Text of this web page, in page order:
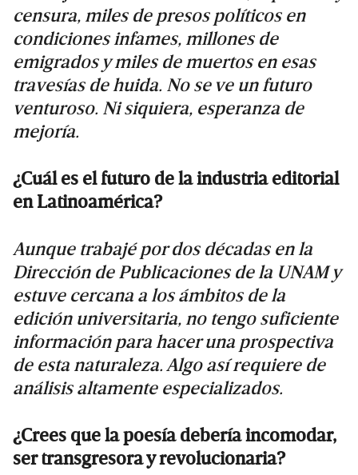
censura, miles de presos políticos en
condiciones infames, millones de
emigrados y miles de muertos en esas
travesías de huida. No se ve un futuro
venturoso. Ni siquiera, esperanza de
mejoría.
¿Cuál es el futuro de la industria editorial
en Latinoamérica?
Aunque trabajé por dos décadas en la
Dirección de Publicaciones de la UNAM y
estuve cercana a los ámbitos de la
edición universitaria, no tengo suficiente
información para hacer una prospectiva
de esta naturaleza. Algo así requiere de
análisis altamente especializados.
¿Crees que la poesía debería incomodar,
ser transgresora y revolucionaria?